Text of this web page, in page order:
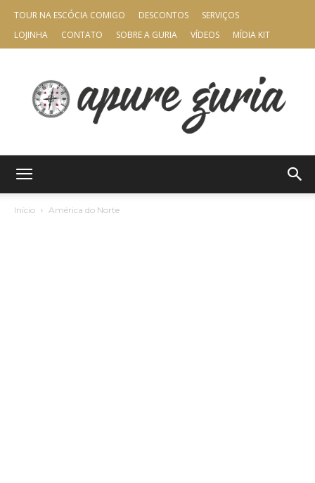
TOUR NA ESCÓCIA COMIGO DESCONTOS
SERVIÇOS
LOJINHA
CONTATO SOBRE A GURIA VÍDEOS MÍDIA KIT
Início América do Norte